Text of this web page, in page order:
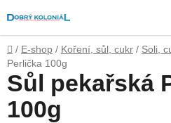
na
obsah
Domů
/ E-shop / Koření, sůl, cukr / Soli,
Perlička 100g
Sůl pekařská
100g